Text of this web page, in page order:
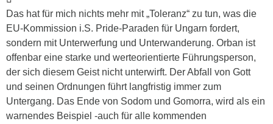
Das hat für mich nichts mehr mit „Toleranz“ zu tun, was die
EU-Kommission i.S. Pride-Paraden für Ungarn fordert,
sondern mit Unterwerfung und Unterwanderung. Orban ist
offenbar eine starke und werteorientierte Führungsperson,
der sich diesem Geist nicht unterwirft. Der Abfall von Gott
und seinen Ordnungen führt langfristig immer zum
Untergang. Das Ende von Sodom und Gomorra, wird als ein
warnendes Beispiel -auch für alle kommenden